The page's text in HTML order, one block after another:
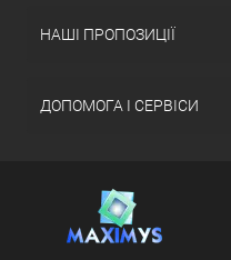
НАШІ ПРОПОЗИЦІЇ
ДОПОМОГА І СЕРВІСИ